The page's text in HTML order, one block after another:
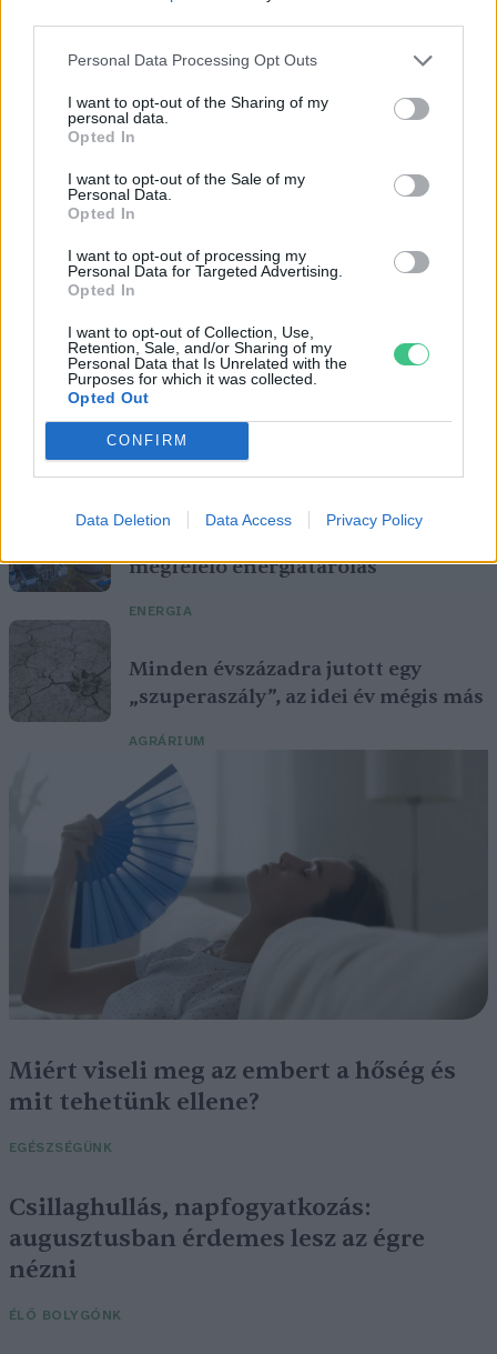
Personal Data Processing Opt Outs
I want to opt-out of the Sharing of my
personal data.
Opted In
I want to opt-out of the Sale of my
Personal Data.
Opted In
I want to opt-out of processing my
Personal Data for Targeted Advertising.
Opted In
I want to opt-out of Collection, Use,
Retention, Sale, and/or Sharing of my
Personal Data that Is Unrelated with the
Purposes for which it was collected.
Opted Out
CONFIRM
Data Deletion Data Access Privacy Policy
Szöllősi Gáborral, a Gardenfutura ügyvezetőjével beszélgettünk.
megfelelő energiatárolás
ENERGIA
Minden évszázadra jutott egy
„szuperaszály”, az idei év mégis más
AGRÁRIUM
Miért viseli meg az embert a hőség és
mit tehetünk ellene?
EGÉSZSÉGÜNK
Csillaghullás, napfogyatkozás:
augusztusban érdemes lesz az égre
nézni
ÉLŐ BOLYGÓNK